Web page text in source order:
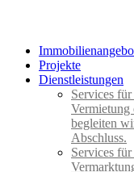
Projekte
Dienstleistungen
Services
begleiten
Abschluss.
Services